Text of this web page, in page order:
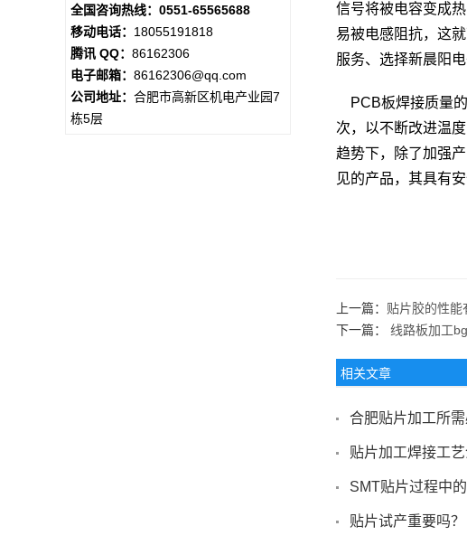
信号将被电容变成
易被电感阻抗，这
服务、选择新晨阳
PCB板焊接质量的
次，以不断改进温
趋势下，除了加强
见的产品，其具有
上一篇： 贴片胶的性能
下一篇： 线路板加工
相关文章
合肥贴片加工所
贴片加工焊接工
SMT贴片过程中
贴片试产重要吗？
全国咨询热线：0551-65565688
移动电话： 18055191818
腾讯 QQ： 86162306
电子邮箱： 86162306@qq.com
公司地址： 合肥市高新区机电产业园7
栋5层